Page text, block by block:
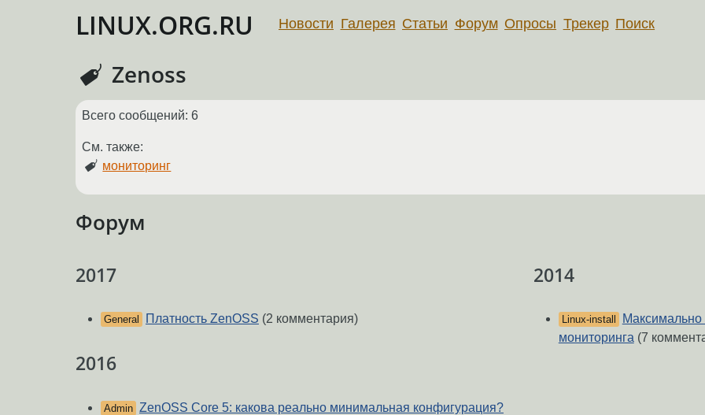
LINUX.ORG.RU Новости Галерея Статьи Форум Опросы Трекер Поиск
Zenoss
Всего сообщений: 6
См. также:
мониторинг
Форум
2017
General Платность ZenOSS (2 комментария)
2016
Admin ZenOSS Core 5: какова реально минимальная конфигурация?
2014
Linux-install
Максимально
мониторинга (7